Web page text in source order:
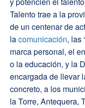
Talento trae a la
de un centenar de
lacomunicación, las
marca personal, el
o la educación, y la
encargada de llevar
concreto, a los
la Torre, Antequera,